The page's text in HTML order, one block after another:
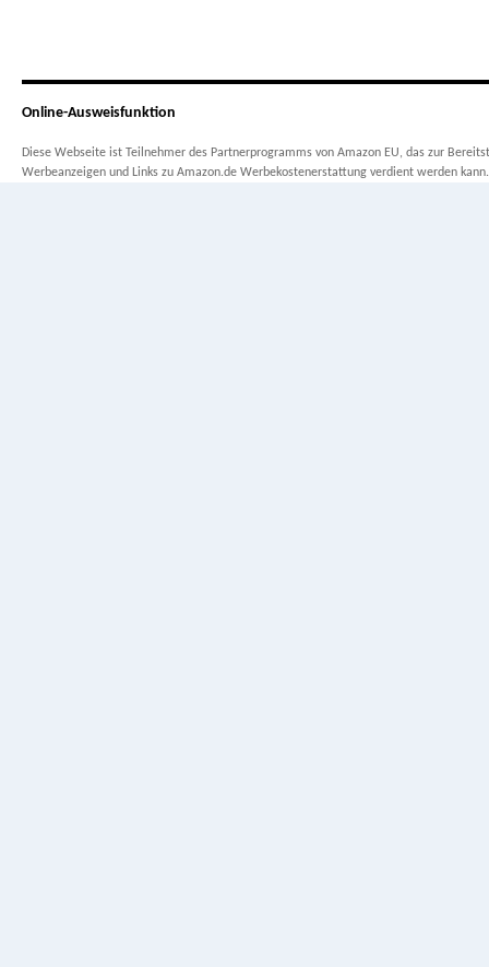
Online-Ausweisfunktion
Diese Webseite ist Teilnehmer des Partnerprogramms von Amazon EU, das zur
Werbeanzeigen und Links zu Amazon.de Werbekostenerstattung verdient werden kann.